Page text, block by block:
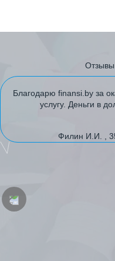
Отзывы
Благодарю finansi.by за
услугу. Деньги в
Филин И.И. ,